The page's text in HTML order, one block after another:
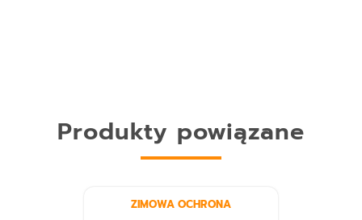
Produkty powiązane
ZIMOWA OCHRONA